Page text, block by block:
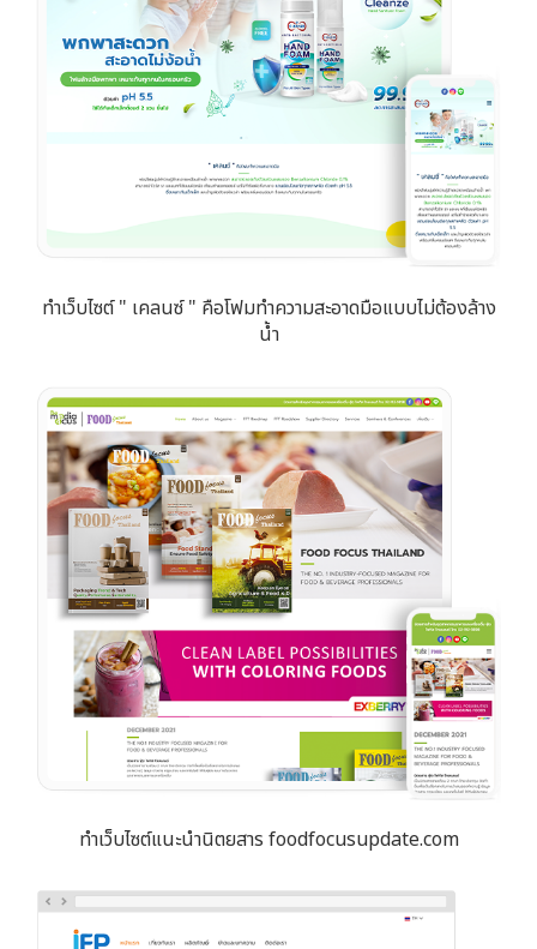
ทำเว็บไซต์ " เคลนซ์ " คือโฟมทำความสะอาดมือแบบไม่ต้องล้าง
น้ำ
ทำเว็บไซต์แนะนำนิตยสาร foodfocusupdate.com